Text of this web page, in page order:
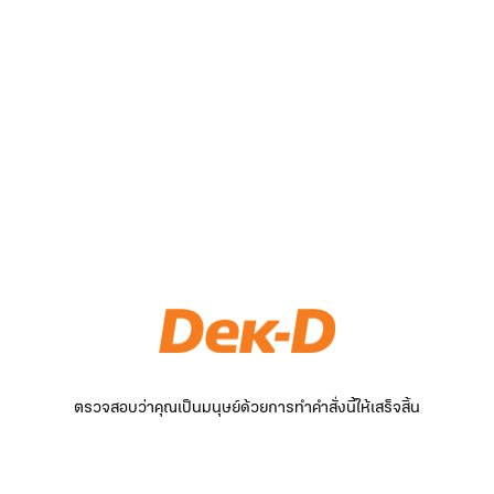
ตรวจสอบว่าคุณเป็นมนุษย์ด้วยการทำคำสั่งนี้ให้เสร็จสิ้น